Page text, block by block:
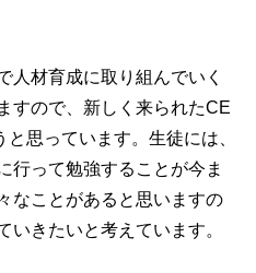
人材育成に取り組んでいく
すので、新しく来られたCE
思っています。生徒には、
行って勉強することが今ま
なことがあると思いますの
いきたいと考えています。